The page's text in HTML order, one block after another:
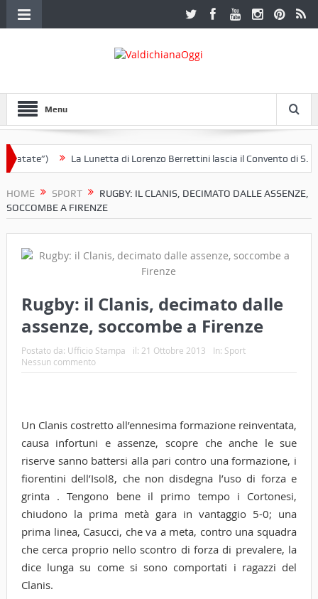
Menu
La Lunetta di Lorenzo Berrettini lascia il Convento di S.
HOME SPORT
RUGBY: IL CLANIS, DECIMATO DALLE ASSENZE,
SOCCOMBE A FIRENZE
Rugby: il Clanis, decimato dalle
assenze, soccombe a Firenze
Postato da: Ufficio Stampa il: 21 Ottobre 2013 In: Sport
Nessun commento
Un Clanis costretto all’ennesima formazione reinventata,
causa infortuni e assenze, scopre che anche le sue
riserve sanno battersi alla pari contro una formazione, i
fiorentini dell’Isol8, che non disdegna l’uso di forza e
grinta . Tengono bene il primo tempo i Cortonesi,
chiudono la prima metà gara in vantaggio 5-0; una
prima linea, Casucci, che va a meta, contro una squadra
che cerca proprio nello scontro di forza di prevalere, la
dice lunga su come si sono comportati i ragazzi del
Clanis.